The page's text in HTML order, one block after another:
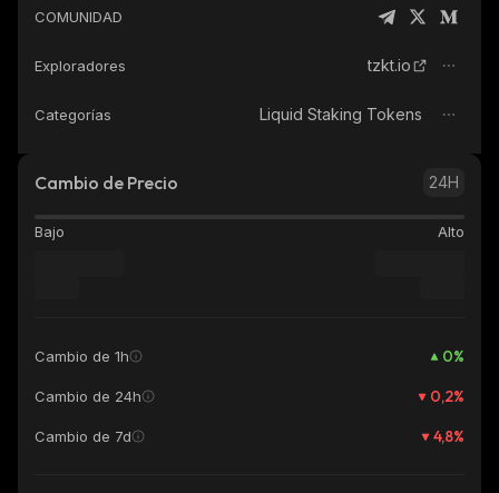
COMUNIDAD
Exploradores tzkt.io
Categorías Liquid Staking Tokens
Cambio de Precio 24H
Bajo Alto
Cambio de 1h 0%
Cambio de 24h 0,2%
Cambio de 7d 4,8%